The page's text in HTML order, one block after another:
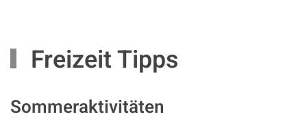
Freizeit Tipps
Sommeraktivitäten